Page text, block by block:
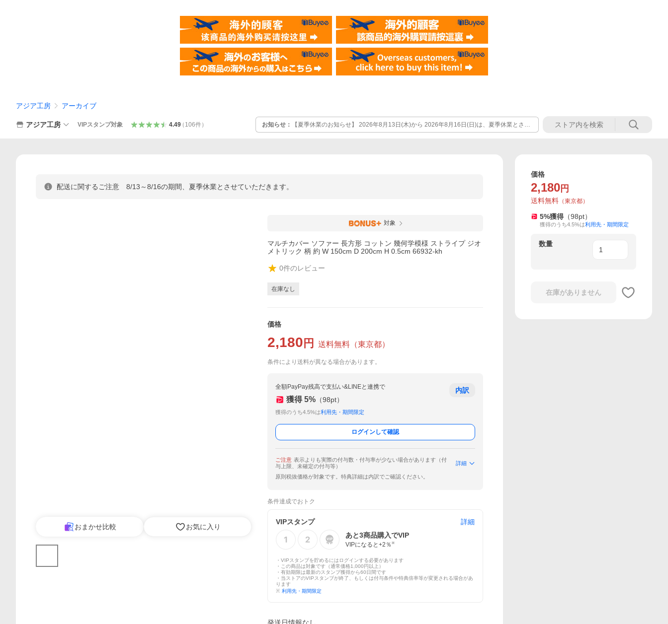
アジア工房 アーカイブ
アジア工房 VIPスタンプ対象 4.49（ 106件） お知らせ：
【夏季休業のお知らせ】 2026年8月13日(木)から 2026年8月16日(日)は、夏季休業とさせ
ていただきます。 この期間中のご注文確認・お問合せへの回答は2026年8月17日(月)以降に順次対応
配送に関するご注意 8/13～8/16の期間、夏季休業とさせていただきます。
おまかせ比較 お気に入り
対象
マルチカバー ソファー 長方形 コットン 幾何学模様 ストライプ ジオ
メトリック 柄 約 W 150cm D 200cm H 0.5cm 66932-kh
0件のレビュー
在庫なし
価格
2,180 円 送料無料 （東京都）
条件により送料が異なる場合があります。
全額PayPay残高で支払い&LINEと連携で
獲得 5% （98pt）
獲得のうち4.5%は利用先・期間限定
内訳
ログインして確認
ご注意 表示よりも実際の付与数・付与率が少ない場合があります（付
与上限、未確定の付与等）
詳細
原則税抜価格が対象です。特典詳細は内訳でご確認ください。
条件達成でおトク
VIPスタンプ
詳細
あと3商品購入でVIP
VIPになると+2 ％ ※
・VIPスタンプを貯めるにはログインする必要があります
・この商品は対象です（通常価格1,000円以上）
・有効期限は最新のスタンプ獲得から60日間です
・当ストアのVIPスタンプが終了、もしくは付与条件や特典倍率等が変更される場合があ
ります
※ 利用先・期間限定
価格
2,180 円
送料無料 （東京都）
5%獲得 （98pt）
獲得のうち4.5%は利用先・期間限定
数量
在庫がありません